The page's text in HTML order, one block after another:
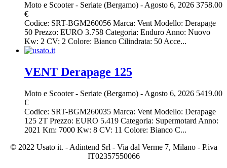
Moto e Scooter- Seriate (Bergamo) - Agosto 6, 2026 3758.00
€
Codice: SRT-BGM260056 Marca: Vent Modello: Derapage
50 Prezzo: EURO 3.758 Categoria: Enduro Anno: Nuovo
Kw: 2 CV: 2 Colore: Bianco Cilindrata: 50 Acce...
VENT Derapage 125
Moto e Scooter- Seriate (Bergamo) - Agosto 6, 2026 5419.00
€
Codice: SRT-BGM260035 Marca: Vent Modello: Derapage
125 2T Prezzo: EURO 5.419 Categoria: Supermotard Anno:
2021 Km: 7000 Kw: 8 CV: 11 Colore: Bianco C...
© 2022 Usato it. - Adintend Srl - Via dal Verme 7, Milano - P.iva
IT02357550066